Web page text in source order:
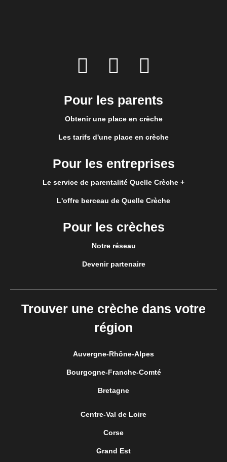
Pour les parents
Obtenir une place en crèche
Les tarifs d'une place en crèche
Pour les entreprises
Le service de parentalité Quelle Crèche +
L'offre berceau de Quelle Crèche
Pour les crèches
Notre réseau
Devenir partenaire
Trouver une crèche dans votre
région
Auvergne-Rhône-Alpes
Bourgogne-Franche-Comté
Bretagne
Centre-Val de Loire
Corse
Grand Est